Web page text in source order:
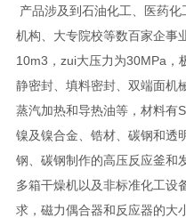
产品涉及到石油化工、医药
机构、大专院校等数百家企事
10m3，zui大压力为30MPa，
静密封、填料密封、双端面机
蒸汽加热和导热油等，材料有
镍及镍合金、锆材、碳钢和透
钢、碳钢制作的高压反应釜和
多箱干燥机以及非标准化工设
求，磁力偶合器和反应器的大